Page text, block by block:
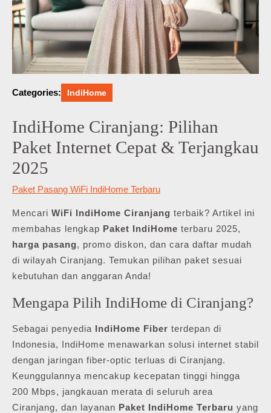
Categories: IndiHome
IndiHome Ciranjang: Pilihan
Paket Internet Cepat & Terjangkau
2025
Paket Pasang WiFi IndiHome Terbaru
Mencari WiFi IndiHome Ciranjang terbaik? Artikel ini
membahas lengkap Paket IndiHome terbaru 2025,
harga pasang, promo diskon, dan cara daftar mudah
di wilayah Ciranjang. Temukan pilihan paket sesuai
kebutuhan dan anggaran Anda!
Mengapa Pilih IndiHome di Ciranjang?
Sebagai penyedia IndiHome Fiber terdepan di
Indonesia, IndiHome menawarkan solusi internet stabil
dengan jaringan fiber-optic terluas di Ciranjang.
Keunggulannya mencakup kecepatan tinggi hingga
200 Mbps, jangkauan merata di seluruh area
Ciranjang, dan layanan Paket IndiHome Terbaru yang